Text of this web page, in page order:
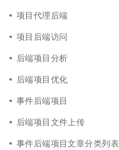
项目代理后端
项目后端访问
后端项目分析
后端项目优化
事件后端项目
后端项目文件上传
事件后端项目文章分类列表